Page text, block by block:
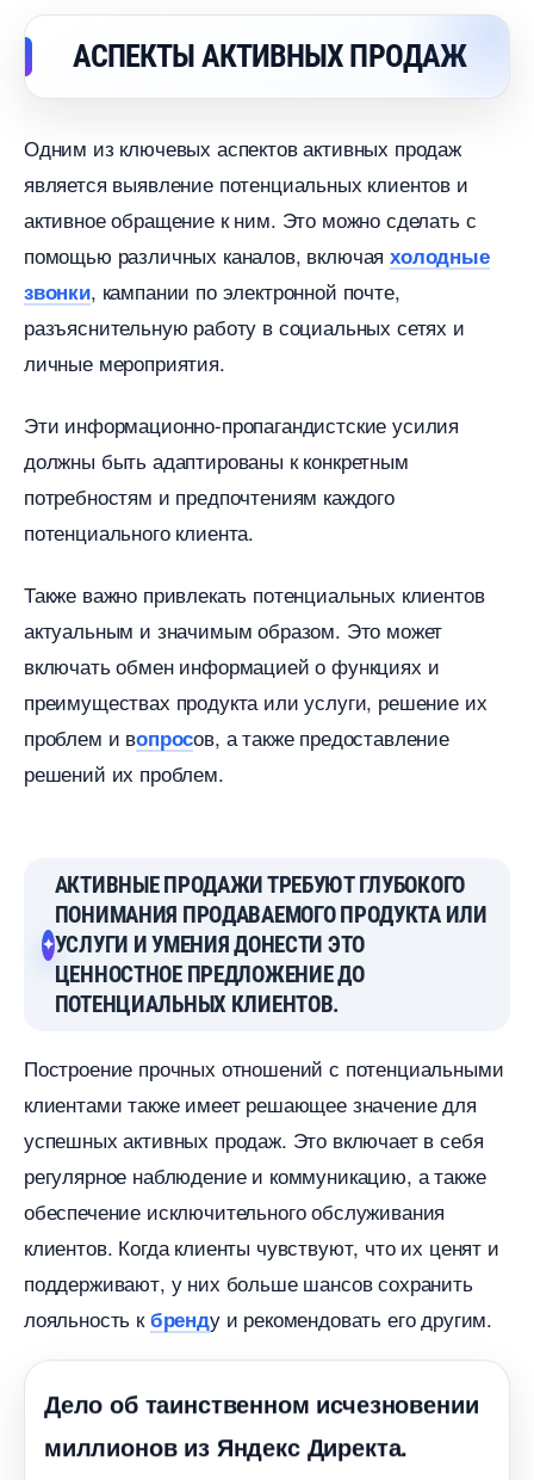
АСПЕКТЫ АКТИВНЫХ ПРОДАЖ
Одним из ключевых аспектов активных продаж
является выявление потенциальных клиентов и
активное обращение к ним. Это можно сделать с
помощью различных каналов, включаяхолодные
звонки, кампании по электронной почте,
разъяснительную работу в социальных сетях и
личные мероприятия.
Эти информационно-пропагандистские усилия
должны быть адаптированы к конкретным
потребностям и предпочтениям каждого
потенциального клиента.
Также важно привлекать потенциальных клиенто
актуальным и значимым образом. Это может
ключать обмен информацией о функциях и
преимуществах продукта или услуги, решение их
проблем иопросов, а также предоставление
решений их проблем.
АКТИВНЫЕ ПРОДАЖИ ТРЕБУЮТ ГЛУБОКОГО
ПОНИМАНИЯ ПРОДАВАЕМОГО ПРОДУКТА ИЛИ
УСЛУГИ И УМЕНИЯ ДОНЕСТИ ЭТО
ЦЕННОСТНОЕ ПРЕДЛОЖЕНИЕ ДО
ПОТЕНЦИАЛЬНЫХ КЛИЕНТОВ.
Построение прочных отношений с потенциальными
клиентами также имеет решающее значение для
успешных активных продаж. Это включает в себя
регулярное наблюдение и коммуникацию, а также
обеспечение исключительного обслуживания
клиентов. Когда клиенты чувствуют, что их ценят и
поддерживают, у них больше шансов сохранить
лояльность кренду и рекомендовать его другим.
Дело об таинственном исчезновении
миллионов из Яндекс Директа.